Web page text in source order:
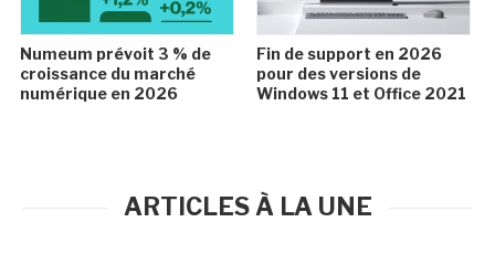
Numeum prévoit 3 % de
croissance du marché
numérique en 2026
Fin de support en 2026
pour des versions de
Windows 11 et Office 2021
ARTICLES À LA UNE